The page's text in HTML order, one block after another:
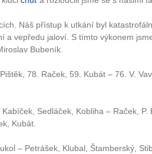
Náš přístup k utkání byl
a vepředu jaloví. S tímto výkonem
Bubeník.
78. Raček, 59. Kubát – 76. V.
Kabíček, Sedláček, Kobliha – Raček,
Kubát.
– Petrášek, Klubal, Štamberský,